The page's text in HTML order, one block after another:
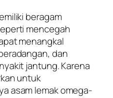
beragam
mencegah
menangkal
dan
jantung. Karena
untuk
asam lemak omega-